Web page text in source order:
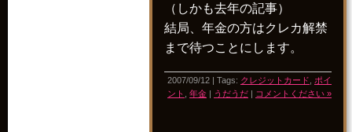
（しかも去年の記事）
結局、年金の方はクレカ解禁
まで待つことにします。
2007/09/12 | Tags: クレジットカード, ポイ
ント , 年金 うだうだ コメントください »